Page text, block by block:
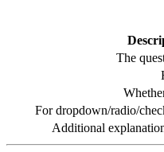
The
For dropdown/radio/
Additional